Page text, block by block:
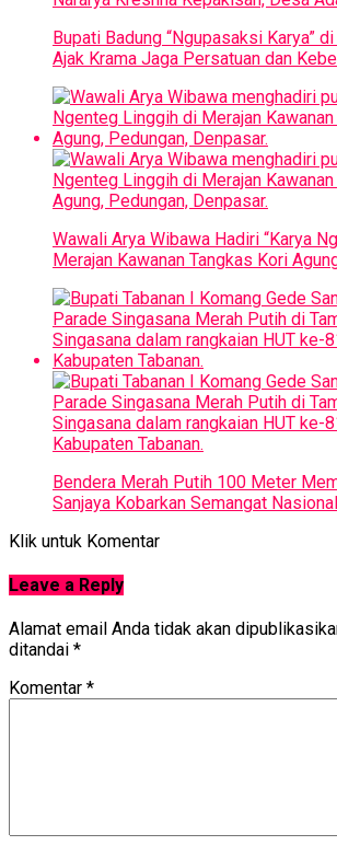
Bupati Badung “Ngupasaksi Karya”
Ajak Krama Jaga Persatuan dan
Wawali Arya Wibawa Hadiri “Karya
Merajan Kawanan Tangkas Kori
Bendera Merah Putih 100 Meter
Sanjaya Kobarkan Semangat
Klik untuk Komentar
Leave a Reply
Alamat email Anda tidak akan
ditandai *
Komentar *